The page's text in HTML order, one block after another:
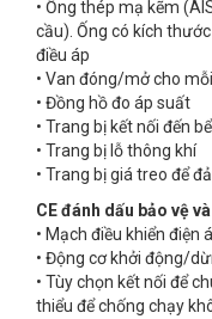
• Ống thép mạ kẽm
cầu). Ống có kích
điều áp
• Van đóng/mở cho
• Đồng hồ đo áp suất
• Trang bị kết nối đến
• Trang bị lỗ thông khí
• Trang bị giá treo để
CE đánh dấu bảo vệ
• Mạch điều khiển điện
• Động cơ khởi động/
• Tùy chọn kết nối để
thiểu để chống chạy